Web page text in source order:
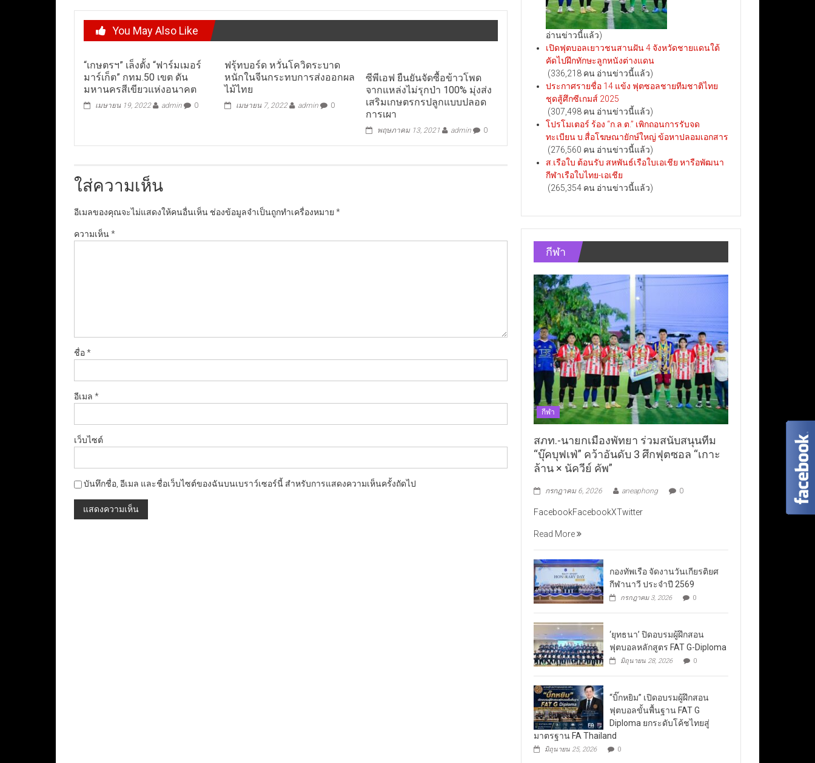
You May Also Like
“เกษตรฯ” เล็งตั้ง “ฟาร์มเมอร์
มาร์เก็ต” กทม.50 เขต ดัน
มหานครสีเขียวแห่งอนาคต
เมษายน 19, 2022 admin 0
ฟรุ้ทบอร์ด หวั่นโควิดระบาด
หนักในจีนกระทบการส่งออกผล
ไม้ไทย
เมษายน 7, 2022 admin 0
ซีพีเอฟ ยืนยันจัดซื้อข้าวโพด
จากแหล่งไม่รุกป่า 100% มุ่งส่ง
เสริมเกษตรกรปลูกแบบปลอด
การเผา
พฤษภาคม 13, 2021 admin 0
ใส่ความเห็น
อีเมลของคุณจะไม่แสดงให้คนอื่นเห็น ช่องข้อมูลจำเป็นถูกทำเครื่องหมาย *
ความเห็น*
ชื่อ*
อีเมล *
เว็บไซต์
บันทึกชื่อ, อีเมล และชื่อเว็บไซต์ของฉันบนเบราว์เซอร์นี้ สำหรับการแสดงความเห็นครั้งถัดไป
อ่านข่าวนี้แล้ว)
เปิดฟุตบอลเยาวชนสานฝัน 4 จังหวัดชายแดนใต้
คัดไปฝึกทักษะลูกหนังต่างแดน
(336,218 คน อ่านข่าวนี้แล้ว)
ประกาศรายชื่อ 14 แข้ง ฟุตซอลชายทีมชาติไทย
ชุดสู้ศึกซีเกมส์ 2025
(307,498 คน อ่านข่าวนี้แล้ว)
โปรโมเตอร์ ร้อง “ก.ล.ต.” เพิกถอนการรับจด
ทะเบียน บ.สื่อโฆษณายักษ์ใหญ่ ข้อหาปลอมเอกสาร
(276,560 คน อ่านข่าวนี้แล้ว)
ส.เรือใบ ต้อนรับ สหพันธ์เรือใบเอเชีย หารือพัฒนา
กีฬาเรือใบไทย-เอเชีย
(265,354 คน อ่านข่าวนี้แล้ว)
กีฬา
กีฬา
สภท.-นายกเมืองพัทยา ร่วมสนับสนุนทีม
“บุ๊คบุฟเฟ่” คว้าอันดับ 3 ศึกฟุตซอล “เกาะ
ล้าน × นัควีย์ คัพ”
กรกฎาคม 6, 2026 aneaphong 0
FacebookFacebookXTwitter
Read More
กองทัพเรือ จัดงานวันเกียรติยศ
กีฬานาวี ประจำปี 2569
กรกฎาคม 3, 2026 0
‘ยุทธนา’ ปิดอบรมผู้ฝึกสอน
ฟุตบอลหลักสูตร FAT G-Diploma
มิถุนายน 28, 2026 0
“บิ๊กหยิม” เปิดอบรมผู้ฝึกสอน
ฟุตบอลขั้นพื้นฐาน FAT G
Diploma ยกระดับโค้ชไทยสู่
มาตรฐาน FA Thailand
มิถุนายน 25, 2026 0